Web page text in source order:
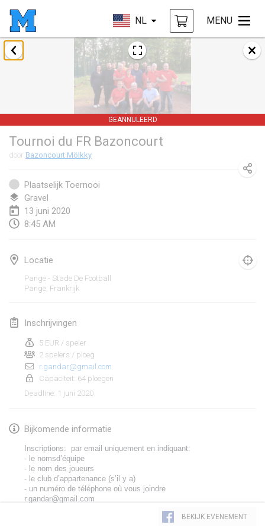
NL MENU
GEANNULEERD
Tournoi du FR Bazoncourt
door Bazoncourt Mölkky
Plaatselijk Toernooi
Gravel
13 juni 2020
8:45 AM
Locatie
Pange - Stade De Football
Pange, Frankrijk
Inschrijvingen
5 EUR / speler
2 spelers / ploeg
r.gandar@gmail.com
Capaciteit: 64 ploegen
Deadline: 1 juni 2020
Bijkomende informatie
Inscriptions:  par email uniquement en indiquant:
- le nomsd’équipe
- le nom des joueurs
- le club d’appartenance (s’il y a)
- un numéro de téléphone où vous joindre
r.gandar@gmail.com
BEKIJK EVENEMENT
januari 2020
New Year's Throw Mölkky
Tsjechië
Tournoi Mixte ASPTTOM
11 jan. 2020|Frankrijk
12 jan. 2020| Japan
Ystävyysturnaus
18 jan. 2020
19 jan. 2020
Tournoi d'Hiver
Tournoi de Mölkky - Lesfous Dubâtonvaigeois
25 jan. 2020|Frankrijk
februari 2020
1 feb. 2020 | België
Möl'Krêpes
1 feb. 2020|Frankrijk
Liekki Cup